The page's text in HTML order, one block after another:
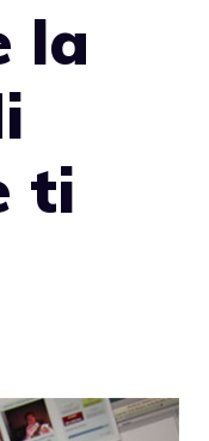
la
ti